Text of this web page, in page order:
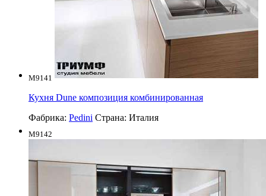
M9141
Кухня Dune композиция комбинированная
Фабрика: Pedini Страна: Италия
M9142